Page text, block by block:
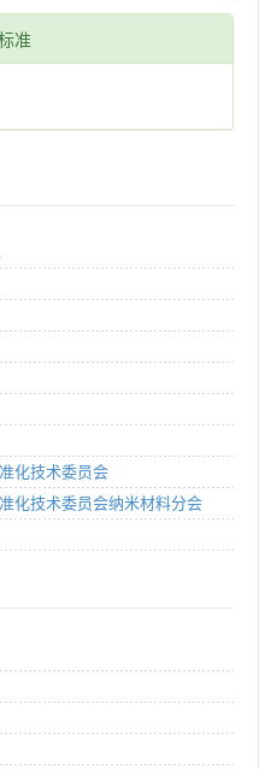
准
化技术委员会
化技术委员会纳米材料分会